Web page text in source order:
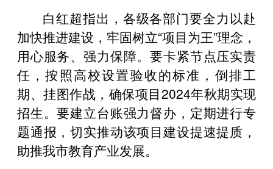
白红超指出，各级各部门要全力以赴
加快推进建设，牢固树立“项目为王”理念，
用心服务、强力保障。要卡紧节点压实责
任，按照高校设置验收的标准，倒排工
期、挂图作战，确保项目2024年秋期实现
招生。要建立台账强力督办，定期进行专
题通报，切实推动该项目建设提速提质，
助推我市教育产业发展。